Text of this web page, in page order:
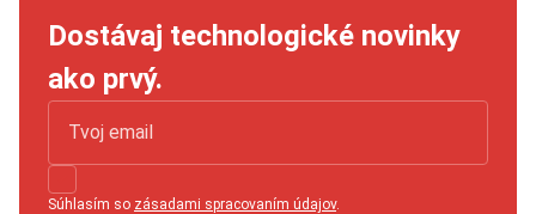
Dostávaj technologické novinky
ako prvý.
Súhlasím so zásadami spracovaním údajov.